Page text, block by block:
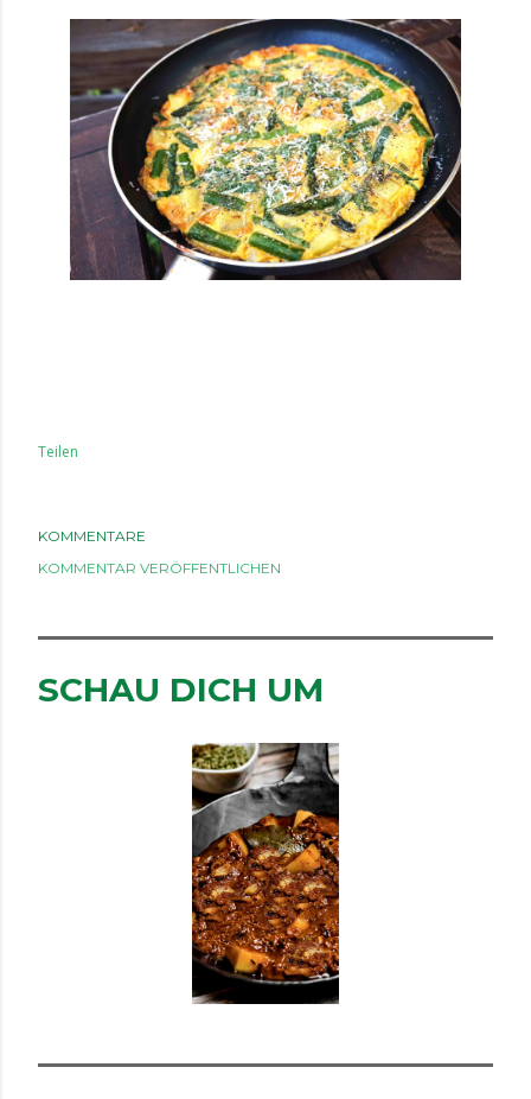
Teilen
KOMMENTARE
KOMMENTAR VERÖFFENTLICHEN
SCHAU DICH UM